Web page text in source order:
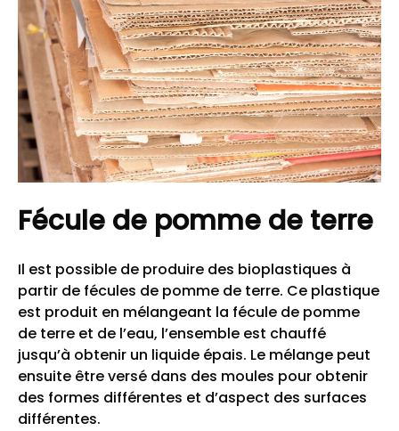
Fécule de pomme de terre
Il est possible de produire des bioplastiques à
partir de fécules de pomme de terre. Ce plastique
est produit en mélangeant la fécule de pomme
de terre et de l’eau, l’ensemble est chauffé
jusqu’à obtenir un liquide épais. Le mélange peut
ensuite être versé dans des moules pour obtenir
des formes différentes et d’aspect des surfaces
différentes.